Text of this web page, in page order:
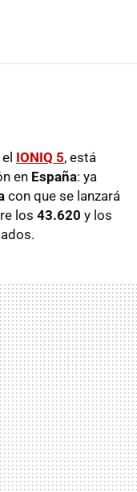
IONIQ 5, está
en España: ya
con que se lanzará
los 43.620 y los